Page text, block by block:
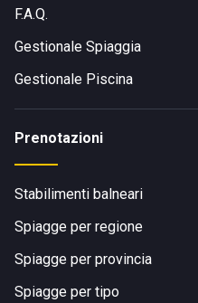
F.A.Q.
Gestionale Spiaggia
Gestionale Piscina
Prenotazioni
Stabilimenti balneari
Spiagge per regione
Spiagge per provincia
Spiagge per tipo